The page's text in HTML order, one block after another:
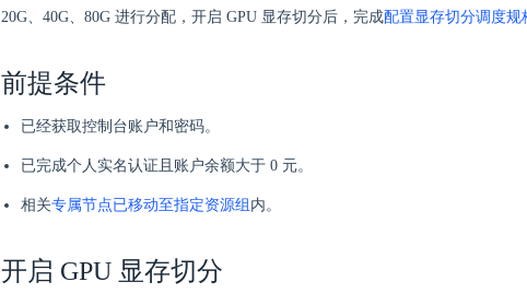
20G、40G、80G 进行分配，开启 GPU 显存切分后，完成配置显存切分调度规
前提条件
已经获取控制台账户和密码。
已完成个人实名认证且账户余额大于 0 元。
相关专属节点已移动至指定资源组 内。
开启 GPU 显存切分